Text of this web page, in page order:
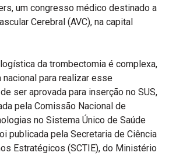
um congresso médico destinado a
Cerebral (AVC), na capital
da trombectomia é complexa,
nacional para realizar esse
ser aprovada para inserção no SUS,
pela Comissão Nacional de
no Sistema Único de Saúde
publicada pela Secretaria de Ciência
Estratégicos (SCTIE), do Ministério